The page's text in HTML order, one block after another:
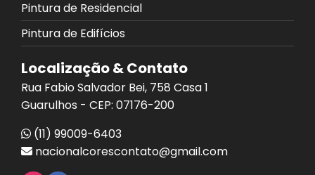
Pintura de Residencial
Pintura de Edifícios
Localização & Contato
Rua Fabio Salvador Bei, 758 Casa 1
Guarulhos - CEP: 07176-200
(11) 99009-6403
nacionalcorescontato@gmail.com